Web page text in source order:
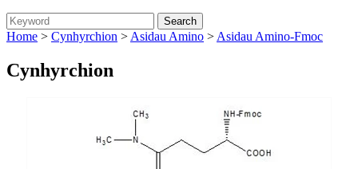
Home > Cynhyrchion > Asidau Amino > Asidau Amino-Fmoc
Cynhyrchion